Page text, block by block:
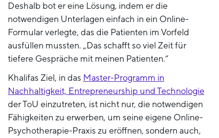
Deshalb bot er eine Lösung, indem er die
notwendigen Unterlagen einfach in ein Online-
Formular verlegte, das die Patienten im Vorfeld
ausfüllen mussten. „Das schafft so viel Zeit für
tiefere Gespräche mit meinen Patienten.“
Khalifas Ziel, in das Master-Programm in
Nachhaltigkeit, Entrepreneurship und Technologie
der ToU einzutreten, ist nicht nur, die notwendigen
Fähigkeiten zu erwerben, um seine eigene Online-
Psychotherapie-Praxis zu eröffnen, sondern auch,